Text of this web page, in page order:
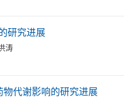
研究进展
涛
代谢影响的研究进展